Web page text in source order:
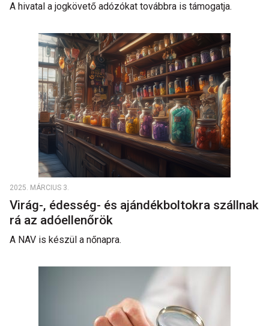
A hivatal a jogkövető adózókat továbbra is támogatja.
2025. MÁRCIUS 3.
Virág-, édesség- és ajándékboltokra szállnak
rá az adóellenőrök
A NAV is készül a nőnapra.